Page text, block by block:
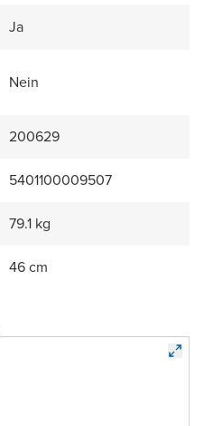
Ja
Nein
200629
5401100009507
79.1 kg
46 cm